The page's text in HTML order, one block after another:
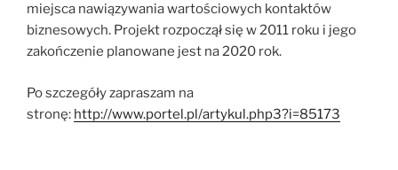
miejsca nawiązywania wartościowych kontaktów
biznesowych. Projekt rozpoczął się w 2011 roku i jego
zakończenie planowane jest na 2020 rok.
Po szczegóły zapraszam na
stronę: http://www.portel.pl/artykul.php3?i=85173